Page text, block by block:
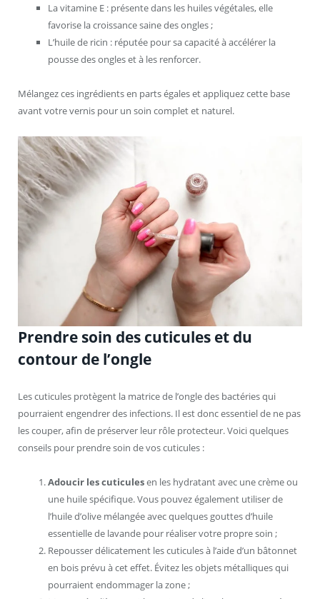
La vitamine E : présente dans les huiles végétales, elle
favorise la croissance saine des ongles ;
L’huile de ricin : réputée pour sa capacité à accélérer la
pousse des ongles et à les renforcer.
Mélangez ces ingrédients en parts égales et appliquez cette base
avant votre vernis pour un soin complet et naturel.
Prendre soin des cuticules et du
contour de l’ongle
Les cuticules protègent la matrice de l’ongle des bactéries qui
pourraient engendrer des infections. Il est donc essentiel de ne pas
les couper, afin de préserver leur rôle protecteur. Voici quelques
conseils pour prendre soin de vos cuticules :
Adoucir les cuticulesen les hydratant avec une crème ou
une huile spécifique. Vous pouvez également utiliser de
l’huile d’olive mélangée avec quelques gouttes d’huile
essentielle de lavande pour réaliser votre propre soin ;
Repousser délicatement les cuticules à l’aide d’un bâtonnet
en bois prévu à cet effet. Évitez les objets métalliques qui
pourraient endommager la zone ;